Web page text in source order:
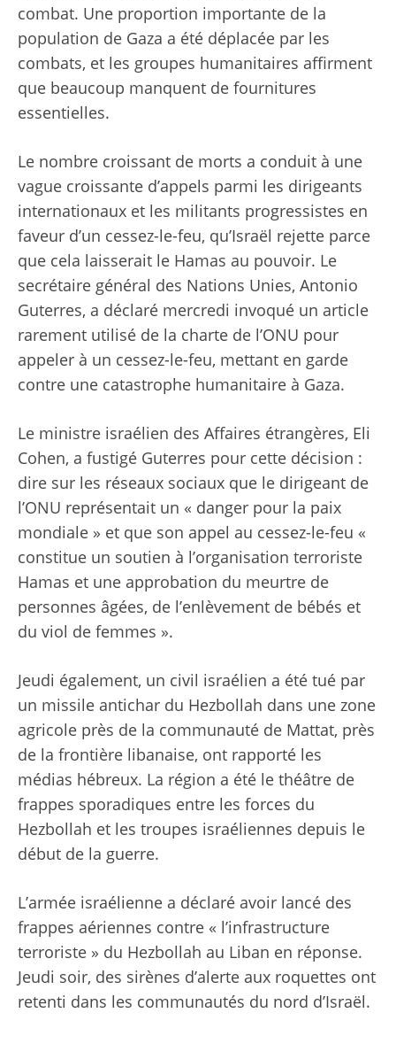
combat. Une proportion importante de la
population de Gaza a été déplacée par les
combats, et les groupes humanitaires affirment
que beaucoup manquent de fournitures
essentielles.
Le nombre croissant de morts a conduit à une
vague croissante d’appels parmi les dirigeants
internationaux et les militants progressistes en
faveur d’un cessez-le-feu, qu’Israël rejette parce
que cela laisserait le Hamas au pouvoir. Le
secrétaire général des Nations Unies, Antonio
Guterres, a déclaré mercredi invoqué un article
rarement utilisé de la charte de l’ONU pour
appeler à un cessez-le-feu, mettant en garde
contre une catastrophe humanitaire à Gaza.
Le ministre israélien des Affaires étrangères, Eli
Cohen, a fustigé Guterres pour cette décision :
dire sur les réseaux sociaux que le dirigeant de
l’ONU représentait un « danger pour la paix
mondiale » et que son appel au cessez-le-feu «
constitue un soutien à l’organisation terroriste
Hamas et une approbation du meurtre de
personnes âgées, de l’enlèvement de bébés et
du viol de femmes ».
Jeudi également, un civil israélien a été tué par
un missile antichar du Hezbollah dans une zone
agricole près de la communauté de Mattat, près
de la frontière libanaise, ont rapporté les
médias hébreux. La région a été le théâtre de
frappes sporadiques entre les forces du
Hezbollah et les troupes israéliennes depuis le
début de la guerre.
L’armée israélienne a déclaré avoir lancé des
frappes aériennes contre « l’infrastructure
terroriste » du Hezbollah au Liban en réponse.
Jeudi soir, des sirènes d’alerte aux roquettes ont
retenti dans les communautés du nord d’Israël.